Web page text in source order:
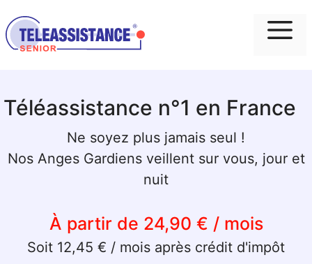
Téléassistance n°1 en France
Ne soyez plus jamais seul !
Nos Anges Gardiens veillent sur vous, jour et
nuit
À partir de 24,90 € / mois
Soit 12,45 € / mois après crédit d'impôt